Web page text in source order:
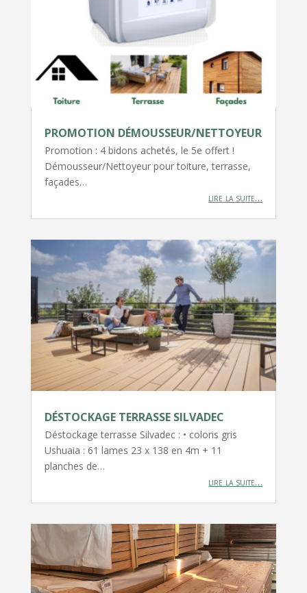
PROMOTION DÉMOUSSEUR/NETTOYEUR
Promotion : 4 bidons achetés, le 5e offert !
Démousseur/Nettoyeur pour toiture, terrasse,
façades…
lire la suite…
DÉSTOCKAGE TERRASSE SILVADEC
Déstockage terrasse Silvadec : • coloris gris
Ushuaia : 61 lames 23 x 138 en 4m + 11
planches de…
lire la suite…